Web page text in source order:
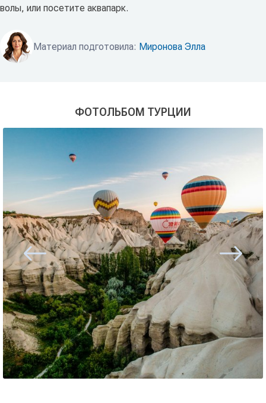
волы, или посетите аквапарк.
Материал подготовила: Миронова Элла
ФОТОЛЬБОМ ТУРЦИИ